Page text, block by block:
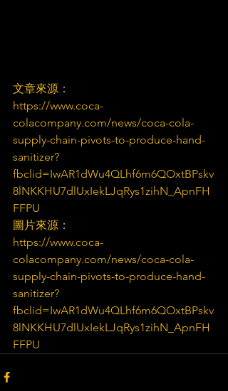
文章來源：
https://www.coca-
colacompany.com/news/coca-cola-
supply-chain-pivots-to-produce-hand-
sanitizer?
fbclid=IwAR1dWu4QLhf6m6QOxtBPskv
8lNKKHU7dlUxIekLJqRys1zihN_ApnFH
FFPU
圖片來源：
https://www.coca-
colacompany.com/news/coca-cola-
supply-chain-pivots-to-produce-hand-
sanitizer?
fbclid=IwAR1dWu4QLhf6m6QOxtBPskv
8lNKKHU7dlUxIekLJqRys1zihN_ApnFH
FFPU